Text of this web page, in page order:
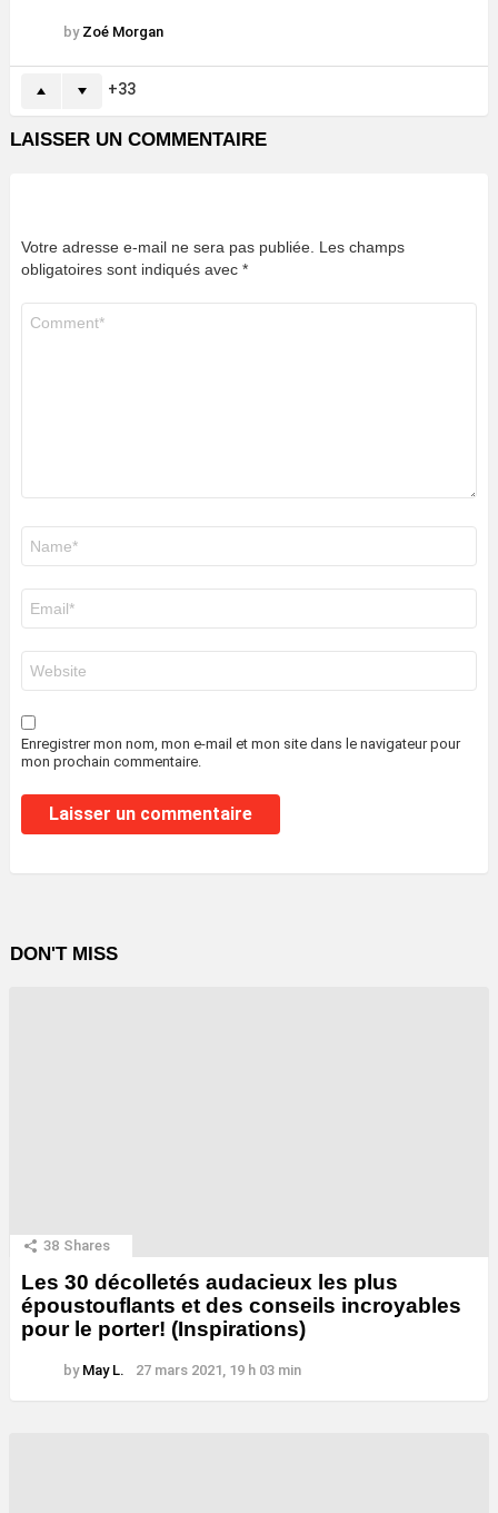
by Zoé Morgan
33
LAISSER UN COMMENTAIRE
Votre adresse e-mail ne sera pas publiée. Les champs
obligatoires sont indiqués avec *
mail
*
web
Enregistrer mon nom, mon e-mail et mon site dans le navigateur pour
mon prochain commentaire.
DON'T MISS
38 Shares
Les 30 décolletés audacieux les plus
époustouflants et des conseils incroyables
pour le porter! (Inspirations)
by May L. 27 mars 2021, 19 h 03 min